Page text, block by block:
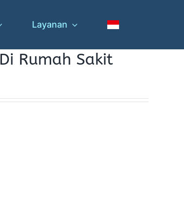
Layanan
Rumah Sakit